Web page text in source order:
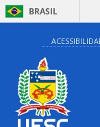
BRASIL